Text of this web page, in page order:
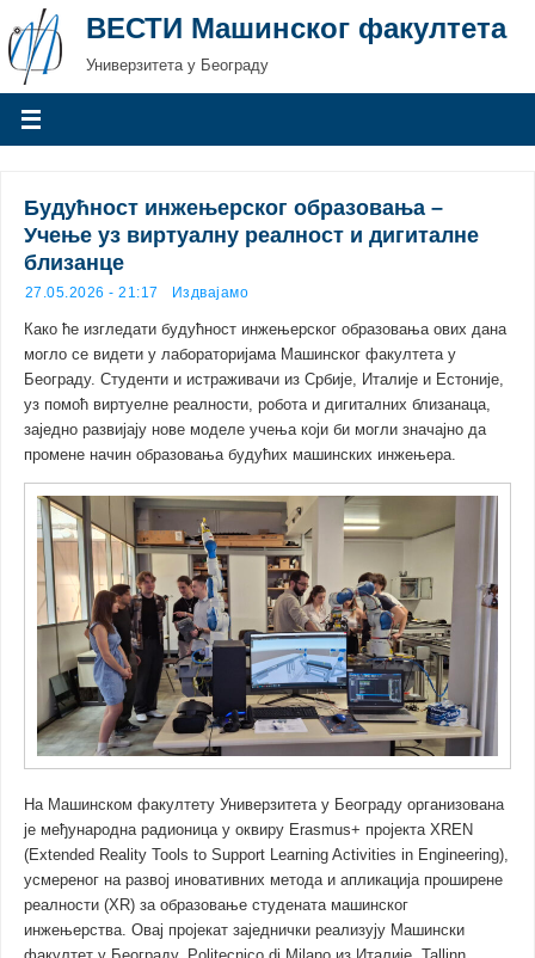
ВЕСТИ Машинског факултета
Универзитета у Београду
Будућност инжењерског образовања –
Учење уз виртуалну реалност и дигиталне
близанце
27.05.2026 - 21:17 Издвајамо
Како ће изгледати будућност инжењерског образовања ових дана
могло се видети у лабораторијама Машинског факултета у
Београду. Студенти и истраживачи из Србије, Италије и Естоније,
уз помоћ виртуелне реалности, робота и дигиталних близанаца,
заједно развијају нове моделе учења који би могли значајно да
промене начин образовања будућих машинских инжењера.
На Машинском факултету Универзитета у Београду организована
је међународна радионица у оквиру Erasmus+ пројекта XREN
(Extended Reality Tools to Support Learning Activities in Engineering),
усмереног на развој иновативних метода и апликација проширене
реалности (XR) за образовање студената машинског
инжењерства. Овај пројекат заједнички реализују Машински